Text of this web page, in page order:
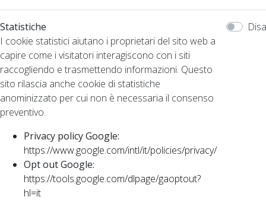
Statistiche
I cookie statistici aiutano i proprietari del sito web a
capire come i visitatori interagiscono con i siti
raccogliendo e trasmettendo informazioni. Questo
sito rilascia anche cookie di statistiche
anominizzato per cui non è necessaria il consenso
preventivo.
Privacy policy Google:
https://www.google.com/intl/it/policies/privacy/
Opt out Google:
https://tools.google.com/dlpage/gaoptout?
hl=it